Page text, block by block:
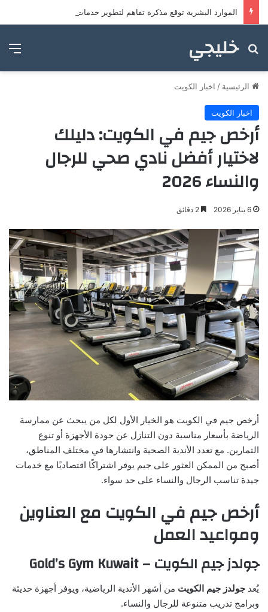
خليجي
بحث عن
الرئيسية / اخبار الكويت
اخبار الكويت
أرخص جيم في الكويت: دليلك
لاختيار أفضل نادي صحي للرجال
والنساء 2026
6 يناير 2026
أرخص جيم في الكويت هو الخيار الأول لكل من يبحث عن ممارسة
الرياضة بأسعار مناسبة دون التنازل عن جودة الأجهزة أو تنوع
التمارين. مع تعدد الأندية الصحية وانتشارها في مختلف المناطق،
أصبح من الممكن العثور على جيم يوفر اشتراكًا اقتصاديًا مع خدمات
جيدة تناسب الرجال والنساء على حد سواء.
أرخص جيم في الكويت مع العناوين
ومواعيد العمل
جولدز جيم الكويت – Gold’s Gym Kuwait
يُعد جولدز جيم الكويت من أشهر الأندية الرياضية، ويوفر أجهزة حديثة
وبرامج تدريب متنوعة للرجال والنساء.